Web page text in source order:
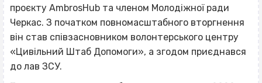
проєкту AmbrosHub та членом Молодіжної ради
Черкас. З початком повномасштабного вторгнення
він став співзасновником волонтерського центру
«Цивільний Штаб Допомоги», а згодом приєднався
до лав ЗСУ.